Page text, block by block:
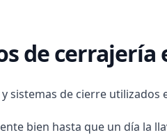
de cerrajería
sistemas de cierre utilizados
bien hasta que un día la